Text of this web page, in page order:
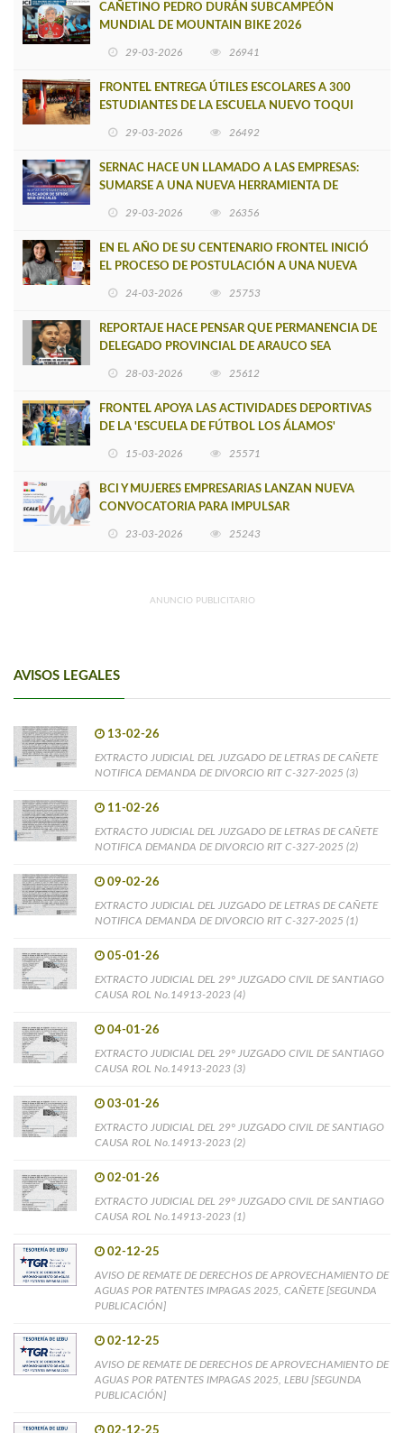
CAÑETINO PEDRO DURÁN SUBCAMPEÓN
MUNDIAL DE MOUNTAIN BIKE 2026
29-03-2026 26941
FRONTEL ENTREGA ÚTILES ESCOLARES A 300
ESTUDIANTES DE LA ESCUELA NUEVO TOQUI
29-03-2026 26492
SERNAC HACE UN LLAMADO A LAS EMPRESAS:
SUMARSE A UNA NUEVA HERRAMIENTA DE
29-03-2026 26356
EN EL AÑO DE SU CENTENARIO FRONTEL INICIÓ
EL PROCESO DE POSTULACIÓN A UNA NUEVA
24-03-2026 25753
REPORTAJE HACE PENSAR QUE PERMANENCIA DE
DELEGADO PROVINCIAL DE ARAUCO SEA
28-03-2026 25612
FRONTEL APOYA LAS ACTIVIDADES DEPORTIVAS
DE LA 'ESCUELA DE FÚTBOL LOS ÁLAMOS'
15-03-2026 25571
BCI Y MUJERES EMPRESARIAS LANZAN NUEVA
CONVOCATORIA PARA IMPULSAR
23-03-2026 25243
ANUNCIO PUBLICITARIO
AVISOS LEGALES
13-02-26
EXTRACTO JUDICIAL DEL JUZGADO DE LETRAS DE CAÑETE
NOTIFICA DEMANDA DE DIVORCIO RIT C-327-2025 (3)
11-02-26
EXTRACTO JUDICIAL DEL JUZGADO DE LETRAS DE CAÑETE
NOTIFICA DEMANDA DE DIVORCIO RIT C-327-2025 (2)
09-02-26
EXTRACTO JUDICIAL DEL JUZGADO DE LETRAS DE CAÑETE
NOTIFICA DEMANDA DE DIVORCIO RIT C-327-2025 (1)
05-01-26
EXTRACTO JUDICIAL DEL 29° JUZGADO CIVIL DE SANTIAGO
CAUSA ROL No.14913-2023 (4)
04-01-26
EXTRACTO JUDICIAL DEL 29° JUZGADO CIVIL DE SANTIAGO
CAUSA ROL No.14913-2023 (3)
03-01-26
EXTRACTO JUDICIAL DEL 29° JUZGADO CIVIL DE SANTIAGO
CAUSA ROL No.14913-2023 (2)
02-01-26
EXTRACTO JUDICIAL DEL 29° JUZGADO CIVIL DE SANTIAGO
CAUSA ROL No.14913-2023 (1)
02-12-25
AVISO DE REMATE DE DERECHOS DE APROVECHAMIENTO DE
AGUAS POR PATENTES IMPAGAS 2025, CAÑETE [SEGUNDA
PUBLICACIÓN]
02-12-25
AVISO DE REMATE DE DERECHOS DE APROVECHAMIENTO DE
AGUAS POR PATENTES IMPAGAS 2025, LEBU [SEGUNDA
PUBLICACIÓN]
02-12-25